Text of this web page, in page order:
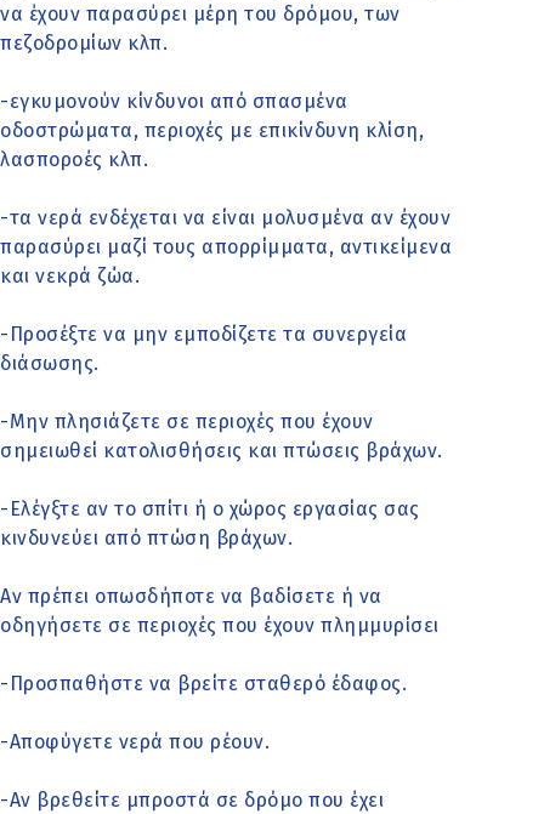
να έχουν παρασύρει μέρη του δρόμου, των
πεζοδρομίων κλπ.
-εγκυμονούν κίνδυνοι από σπασμένα
οδοστρώματα, περιοχές με επικίνδυνη κλίση,
λασποροές κλπ.
-τα νερά ενδέχεται να είναι μολυσμένα αν έχουν
παρασύρει μαζί τους απορρίμματα, αντικείμενα
και νεκρά ζώα.
-Προσέξτε να μην εμποδίζετε τα συνεργεία
διάσωσης.
-Μην πλησιάζετε σε περιοχές που έχουν
σημειωθεί κατολισθήσεις και πτώσεις βράχων.
-Ελέγξτε αν το σπίτι ή ο χώρος εργασίας σας
κινδυνεύει από πτώση βράχων.
Αν πρέπει οπωσδήποτε να βαδίσετε ή να
οδηγήσετε σε περιοχές που έχουν πλημμυρίσει
-Προσπαθήστε να βρείτε σταθερό έδαφος.
-Αποφύγετε νερά που ρέουν.
-Αν βρεθείτε μπροστά σε δρόμο που έχει